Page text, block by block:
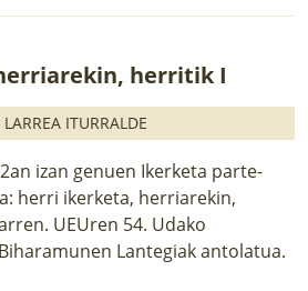
herritik I
ITURRALDE
izan genuen Ikerketa parte-
herri ikerketa, herriarekin,
UEUren 54. Udako
Lantegiak antolatua.